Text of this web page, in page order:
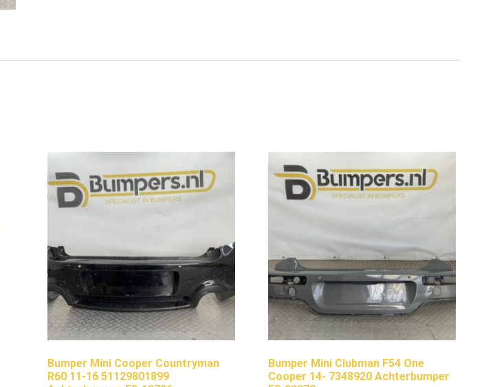
Bumper Mini Cooper Countryman
R60 11-16 51129801899
Bumper Mini Clubman F54 One
Cooper 14- 7348920 Achterbumper